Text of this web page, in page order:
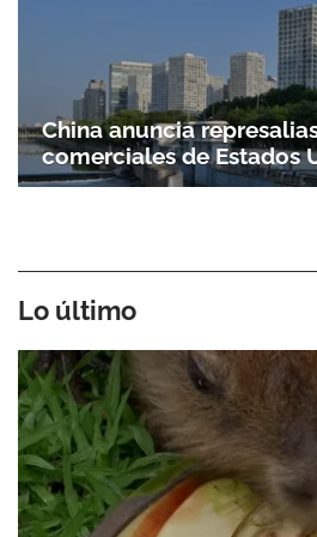
China anuncia
comerciales de Estados
Lo último